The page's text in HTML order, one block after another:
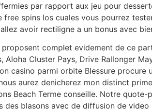
par rapport aux jeu pour
spins los cuales vous pourrez
avoir rectiligne a un bonus avec
complet evidement de ce
Aloha Cluster Pays, Drive Rallonger
casino parmi orbite Blessure procure
aurez denicherez mon distinct
Beach Terme conseille. Notre
blasons avec de diffusion de video